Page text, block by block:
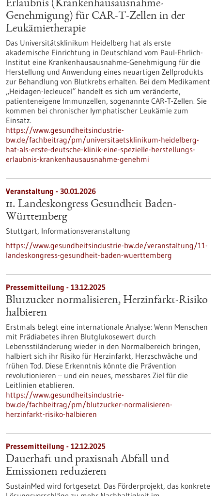
Erlaubnis (Krankenhausausnahme-
Genehmigung) für CAR-T-Zellen in der
Leukämietherapie
Das Universitätsklinikum Heidelberg hat als erste
akademische Einrichtung in Deutschland vom Paul-Ehrlich-
Institut eine Krankenhausausnahme-Genehmigung für die
Herstellung und Anwendung eines neuartigen Zellprodukts
zur Behandlung von Blutkrebs erhalten. Bei dem Medikament
„Heidagen-lecleucel“ handelt es sich um veränderte,
patienteneigene Immunzellen, sogenannte CAR-T-Zellen. Sie
kommen bei chronischer lymphatischer Leukämie zum
Einsatz.
https://www.gesundheitsindustrie-
bw.de/fachbeitrag/pm/universitaetsklinikum-heidelberg-
hat-als-erste-deutsche-klinik-eine-spezielle-herstellungs-
erlaubnis-krankenhausausnahme-genehmi
Veranstaltung - 30.01.2026
11. Landeskongress Gesundheit Baden-
Württemberg
Stuttgart, Informationsveranstaltung
https://www.gesundheitsindustrie-bw.de/veranstaltung/11-
landeskongress-gesundheit-baden-wuerttemberg
Pressemitteilung - 13.12.2025
Blutzucker normalisieren, Herzinfarkt-Risiko
halbieren
Erstmals belegt eine internationale Analyse: Wenn Menschen
mit Prädiabetes ihren Blutglukosewert durch
Lebensstiländerung wieder in den Normalbereich bringen,
halbiert sich ihr Risiko für Herzinfarkt, Herzschwäche und
frühen Tod. Diese Erkenntnis könnte die Prävention
revolutionieren – und ein neues, messbares Ziel für die
Leitlinien etablieren.
https://www.gesundheitsindustrie-
bw.de/fachbeitrag/pm/blutzucker-normalisieren-
herzinfarkt-risiko-halbieren
Pressemitteilung - 12.12.2025
Dauerhaft und praxisnah Abfall und
Emissionen reduzieren
SustainMed wird fortgesetzt. Das Förderprojekt, das konkrete